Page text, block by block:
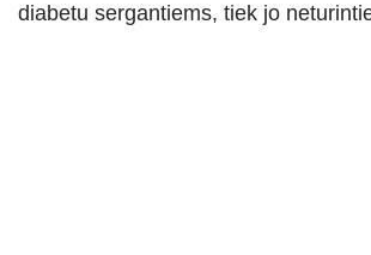
diabetu sergantiems, tiek jo